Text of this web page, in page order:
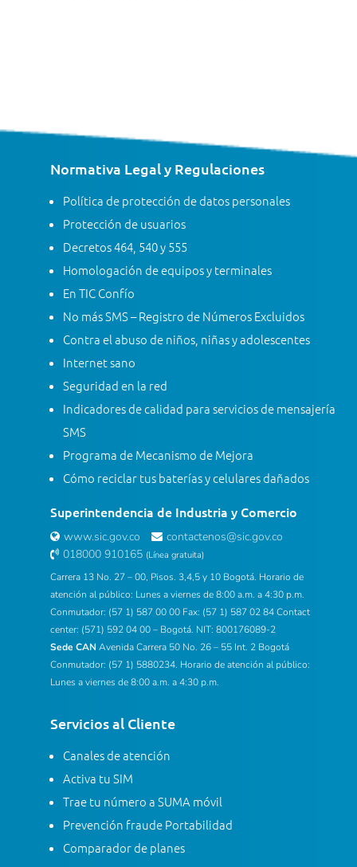
Normativa Legal y Regulaciones
Política de protección de datos personales
Protección de usuarios
Decretos 464, 540 y 555
Homologación de equipos y terminales
En TIC Confío
No más SMS – Registro de Números Excluidos
Contra el abuso de niños, niñas y adolescentes
Internet sano
Seguridad en la red
Indicadores de calidad para servicios de mensajería
SMS
Programa de Mecanismo de Mejora
Cómo reciclar tus baterías y celulares dañados
Superintendencia de Industria y Comercio
www.sic.gov.co
contactenos@sic.gov.co
018000 910165 (Línea gratuita)
Carrera 13 No. 27 – 00, Pisos. 3,4,5 y 10 Bogotá. Horario de
atención al público: Lunes a viernes de 8:00 a.m. a 4:30 p.m.
Conmutador: (57 1) 587 00 00 Fax: (57 1) 587 02 84 Contact
center: (571) 592 04 00 – Bogotá. NIT: 800176089-2
Sede CAN Avenida Carrera 50 No. 26 – 55 Int. 2 Bogotá
Conmutador: (57 1) 5880234. Horario de atención al público:
Lunes a viernes de 8:00 a.m. a 4:30 p.m.
Servicios al Cliente
Canales de atención
Activa tu SIM
Trae tu número a SUMA móvil
Prevención fraude Portabilidad
Comparador de planes